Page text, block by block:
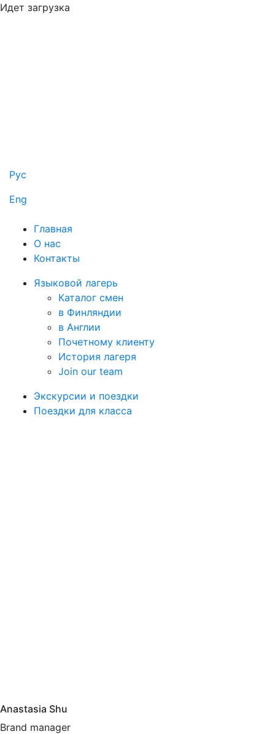
Идет загрузка
Рус
Eng
Главная
О нас
Контакты
Языковой лагерь
Каталог смен
в Финляндии
в Англии
Почетному клиенту
История лагеря
Join our team
Экскурсии и поездки
Поездки для класса
Anastasia Shu
Brand manager